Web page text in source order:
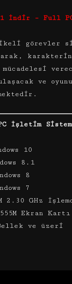
İndir – Full
ve oyunu
PC İşletim
10
8.1
8
7
2.30 GHz
Ekran
Bellek ve üzeri